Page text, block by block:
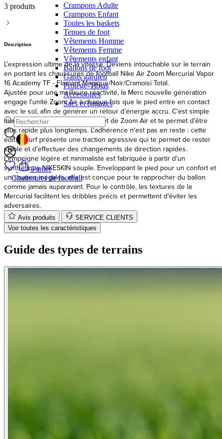
Crampons Adulte
Crampons Enfant
Toutes les baskets
Tenues de foot
Vêtements Homme
Vêtements Femme
Vêtements enfant
Ballons de foot
Gants gardien
Protège-Tibias
Accessoires
Sacs et bagages
GEOLOCATION BUTTON: BELGIQUE
Panier
Chaussures de football
Description
L'expression ultime de la vitesse. Deviens intouchable sur le terrain
en portant les chaussures de football Nike Air Zoom Mercurial Vapor
16 Academy TF - Flamant Magique/Noir/Cramoisi Total.
Ajustée pour une meilleure réactivité, la Merc nouvelle génération
engage l'unité Zoom Air à chaque fois que le pied entre en contact
avec le sol, afin de générer un retour d'énergie accru. C'est simple
mais efficace, cela maximise l'effet de Zoom Air et te permet d'être
plus rapide plus longtemps. L'adhérence n'est pas en reste : cette
édition turf présente une traction agressive qui te permet de rester
stable et d'effectuer des changements de direction rapides.
L'empeigne légère et minimaliste est fabriquée à partir d'un
synthétique NIKESKIN souple. Enveloppant le pied pour un confort et
un soutien inégalés, elle est conçue pour te rapprocher du ballon
comme jamais auparavant. Pour le contrôle, les textures de la
Mercurial facilitent les dribbles précis et permettent d'éviter les
adversaires.
Avis produits
SERVICE CLIENTS
Voir toutes les caractéristiques
Guide des types de terrains